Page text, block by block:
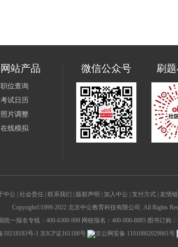
网站产品
职位查询
考试日历
照片调整
在线模拟
微信公众号 刷
中公 | 社会责任 | 联系我们 | 版权声明 | 加入中公 | 支付方式 | 友情
Copyright©1999-2022 北京中公教育科技有限公司 .All Rights
统一报名专线：400-6300-999 网校报名：400-900-8885 图书订购：
10218183号-1 京ICP证161188号 京公网安备 11010802029861号